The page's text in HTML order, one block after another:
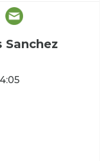
Sanchez